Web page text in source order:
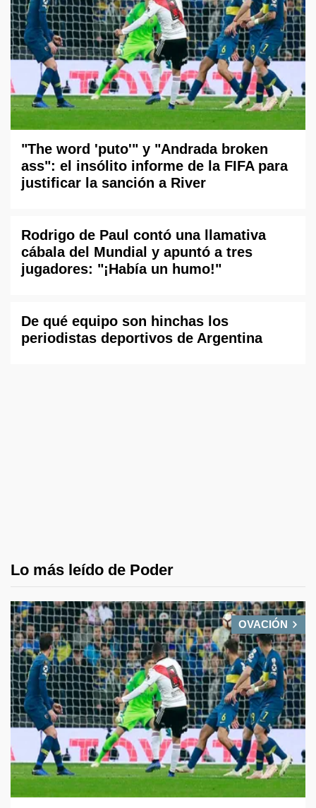
"The word 'puto'" y "Andrada broken
ass": el insólito informe de la FIFA para
justificar la sanción a River
Rodrigo de Paul contó una llamativa
cábala del Mundial y apuntó a tres
jugadores: "¡Había un humo!"
De qué equipo son hinchas los
periodistas deportivos de Argentina
Lo más leído de Poder
OVACIÓN